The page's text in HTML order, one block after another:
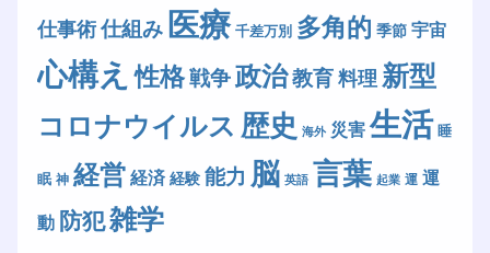
仕事術仕組み医療 千差万別 多角的 季節 宇宙
心構え 性格戦争政治教育料理 新型
コロナウイルス 歴史 海外 災害生活 睡
眠 神 経営経済 経験 能力 脳 英語 言葉 起業 運 運
動 防犯雑学